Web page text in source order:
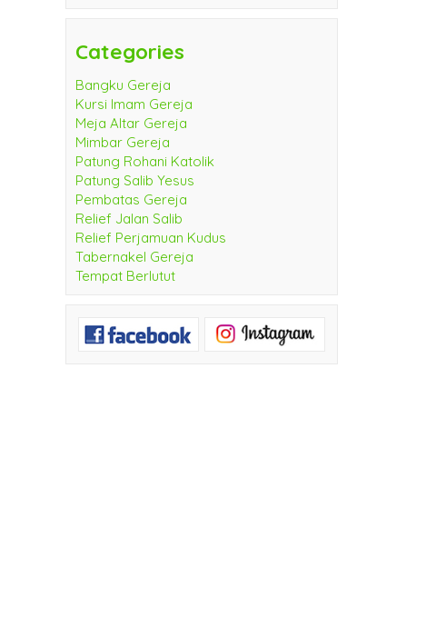
Categories
Bangku Gereja
Kursi Imam Gereja
Meja Altar Gereja
Mimbar Gereja
Patung Rohani Katolik
Patung Salib Yesus
Pembatas Gereja
Relief Jalan Salib
Relief Perjamuan Kudus
Tabernakel Gereja
Tempat Berlutut